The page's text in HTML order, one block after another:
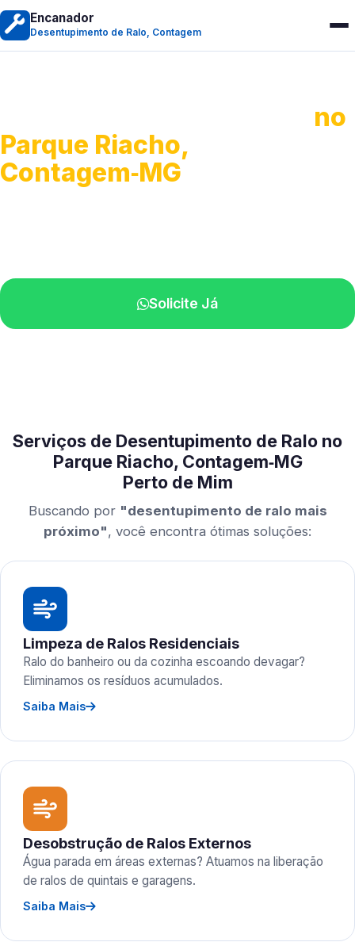
Encanador
Desentupimento de Ralo, Contagem
no
Parque Riacho,
Contagem‑MG
Solicite Já
Serviços de Desentupimento de Ralo no
Parque Riacho, Contagem‑MG
Perto de Mim
Buscando por "desentupimento de ralo mais
próximo", você encontra ótimas soluções:
Limpeza de Ralos Residenciais
Ralo do banheiro ou da cozinha escoando devagar?
Eliminamos os resíduos acumulados.
Saiba Mais
Desobstrução de Ralos Externos
Água parada em áreas externas? Atuamos na liberação
de ralos de quintais e garagens.
Saiba Mais